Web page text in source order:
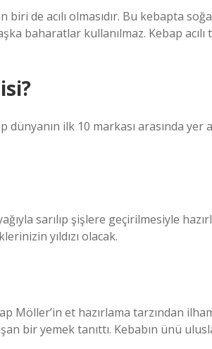
biri de acılı olmasıdır. Bu kebapta
baharatlar kullanılmaz. Kebap acılı
ilk 10 markası arasında yer
sarılıp şişlere geçirilmesiyle
yıldızı olacak.
Möller’in et hazırlama tarzından
bir yemek tanıttı. Kebabın ünü